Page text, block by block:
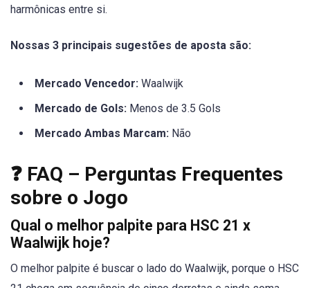
harmônicas entre si.
Nossas 3 principais sugestões de aposta são:
Mercado Vencedor: Waalwijk
Mercado de Gols: Menos de 3.5 Gols
Mercado Ambas Marcam: Não
❓ FAQ – Perguntas Frequentes
sobre o Jogo
Qual o melhor palpite para HSC 21 x
Waalwijk hoje?
O melhor palpite é buscar o lado do Waalwijk, porque o HSC